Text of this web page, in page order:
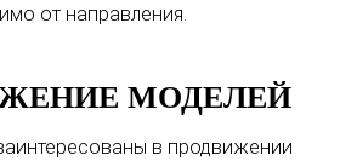
от направления.
МОДЕЛЕЙ
в продвижении